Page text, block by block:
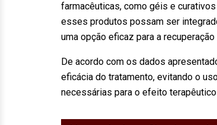
farmacêuticas, como géis e
esses produtos possam ser
uma opção eficaz para a
De acordo com os dados
eficácia do tratamento, evitando o
necessárias para o efeito